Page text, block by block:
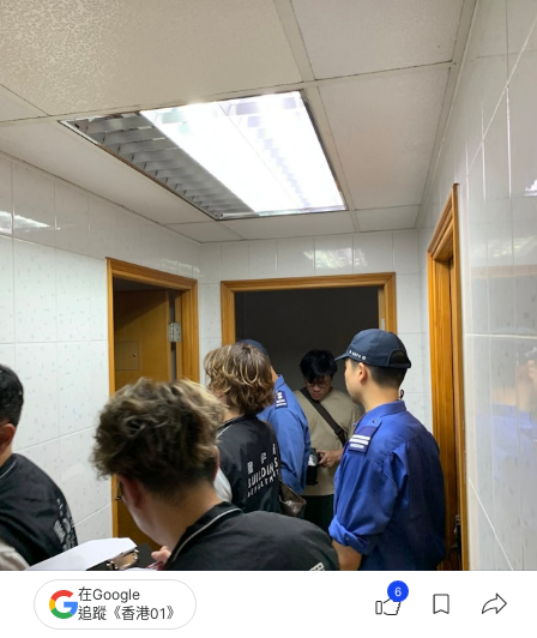
在Google
追蹤《香港01》
6